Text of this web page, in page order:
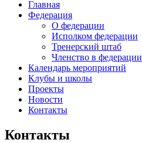
Главная
Федерация
О федерации
Исполком федерации
Тренерский штаб
Членство в федерации
Календарь мероприятий
Клубы и школы
Проекты
Новости
Контакты
Контакты